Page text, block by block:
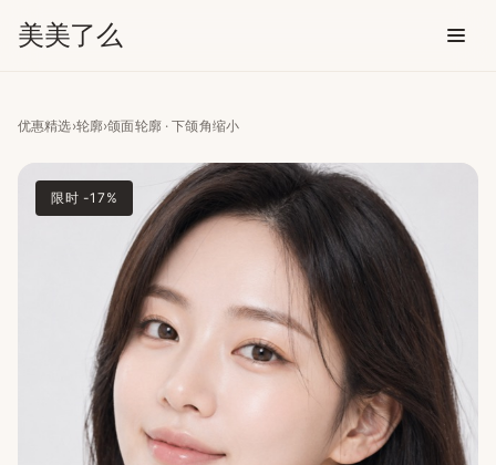
美美了么
优惠精选›轮廓›颌面轮廓 · 下颌角缩小
限时 -17%